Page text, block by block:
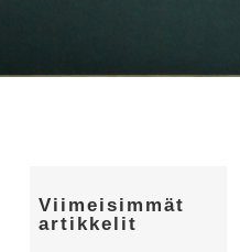
Viimeisimmät
artikkelit